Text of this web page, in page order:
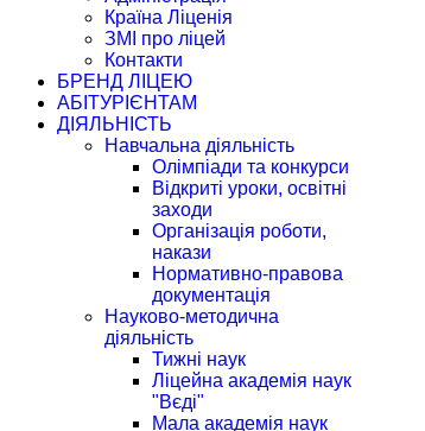
Країна Ліценія
ЗМІ про ліцей
Контакти
БРЕНД ЛІЦЕЮ
АБІТУРІЄНТАМ
ДІЯЛЬНІСТЬ
Навчальна діяльність
Олімпіади та конкурси
Відкриті уроки, освітні
заходи
Організація роботи,
накази
Нормативно-правова
документація
Науково-методична
діяльність
Тижні наук
Ліцейна академія наук
"Вєді"
Мала академія наук